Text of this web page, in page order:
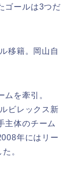
ゴールは3つだ
移籍。岡山自
を牽引。
ビレックス新
主体のチーム
年にはリー
。